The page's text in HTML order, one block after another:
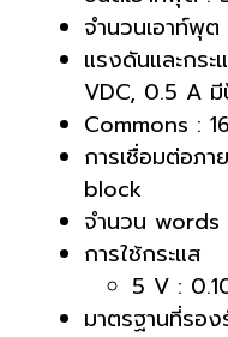
จำนวนเอาท์พุ
แรงดันและกร
VDC, 0.5 A
Commons :
การเชื่อมต่อภ
block
จำนวน words
การใช้กระแส
5 V :
มาตรฐานที่รอ